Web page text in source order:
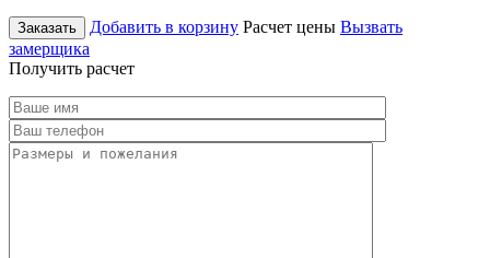
Заказать Добавить в корзину Расчет цены Вызвать
замерщика
Получить расчет